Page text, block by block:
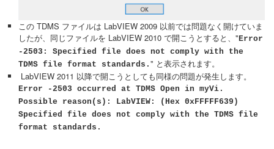
この TDMS ファイルは LabVIEW 2009 以前では問題なく開けていま
したが、同じファイルを LabVIEW 2010 で開こうとすると、"Error
-2503: Specified file does not comply with the
TDMS file format standards. " と表示されます。
LabVIEW 2011 以降で開こうとしても同様の問題が発生します。
Error -2503 occurred at TDMS Open in myVi.
Possible reason(s): LabVIEW: (Hex 0xFFFFF639)
Specified file does not comply with the TDMS file
format standards.